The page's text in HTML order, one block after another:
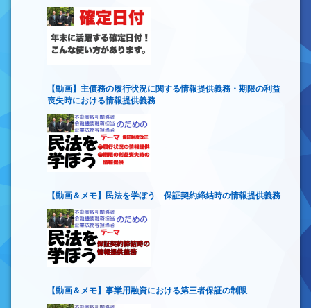
【動画】主債務の履行状況に関する情報提供義務・期限の利益
喪失時における情報提供義務
【動画＆メモ】民法を学ぼう 保証契約締結時の情報提供義務
【動画＆メモ】事業用融資における第三者保証の制限